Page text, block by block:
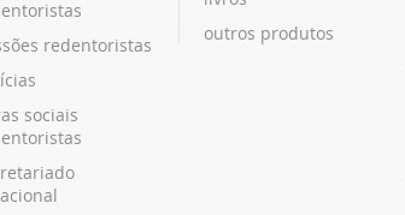
redentoristas
sociais
outros produtos